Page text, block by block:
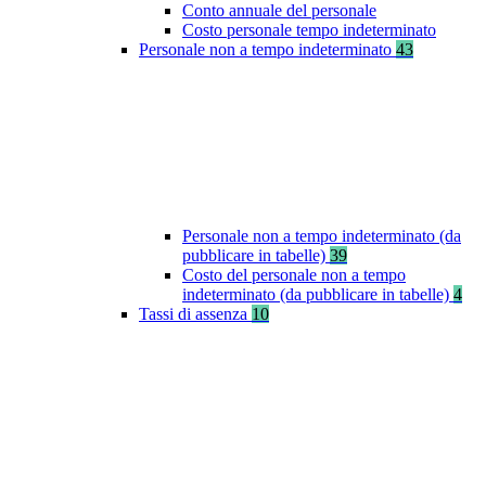
Conto annuale del personale
Costo personale tempo indeterminato
Personale non a tempo indeterminato 43
Personale non a tempo indeterminato (da
pubblicare in tabelle) 39
Costo del personale non a tempo
indeterminato (da pubblicare in tabelle) 4
Tassi di assenza 10